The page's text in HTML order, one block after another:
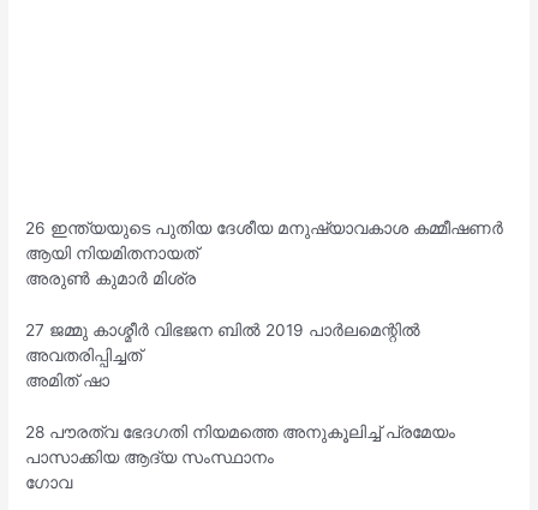
26 ഇന്ത്യയുടെ പുതിയ ദേശീയ മനുഷ്യാവകാശ കമ്മീഷണർ
ആയി നിയമിതനായത്
അരുൺ കുമാർ മിശ്ര
27 ജമ്മു കാശ്മീർ വിഭജന ബിൽ 2019 പാർലമെന്റിൽ
അവതരിപ്പിച്ചത്
അമിത് ഷാ
28 പൗരത്വ ഭേദഗതി നിയമത്തെ അനുകൂലിച്ച് പ്രമേയം
പാസാക്കിയ ആദ്യ സംസ്ഥാനം
ഗോവ